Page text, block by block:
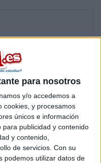
para nosotros
y/o accedemos a
cookies, y procesamos
únicos e información
publicidad y contenido
y contenido,
de servicios. Con su
podemos utilizar datos de